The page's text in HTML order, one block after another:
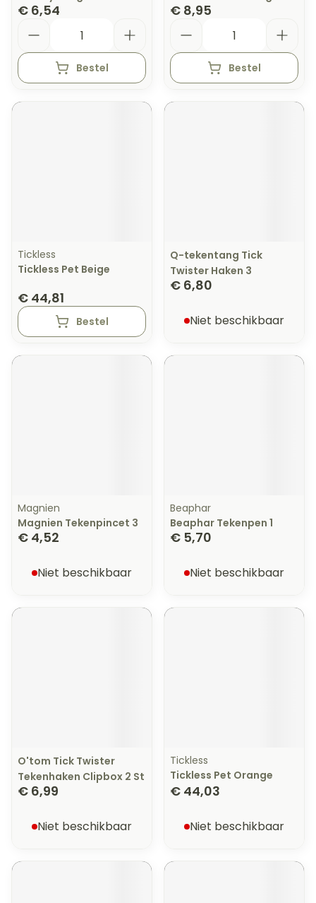
€ 6,54
Bestel
€ 8,95
Bestel
Tickless
Tickless Pet Beige
€ 44,81
Bestel
Q-tekentang Tick
Twister Haken 3
€ 6,80
Niet beschikbaar
Magnien
Magnien Tekenpincet 3
€ 4,52
Niet beschikbaar
Beaphar
Beaphar Tekenpen 1
€ 5,70
Niet beschikbaar
O'tom Tick Twister
Tekenhaken Clipbox 2 St
€ 6,99
Niet beschikbaar
Tickless
Tickless Pet Orange
€ 44,03
Niet beschikbaar